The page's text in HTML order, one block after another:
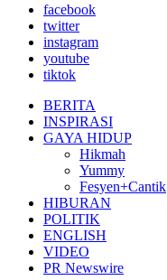
facebook
twitter
instagram
youtube
tiktok
BERITA
INSPIRASI
GAYA HIDUP
Hikmah
Yummy
Fesyen+Cantik
HIBURAN
POLITIK
ENGLISH
VIDEO
PR Newswire